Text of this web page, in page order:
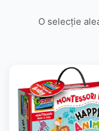
O selecție